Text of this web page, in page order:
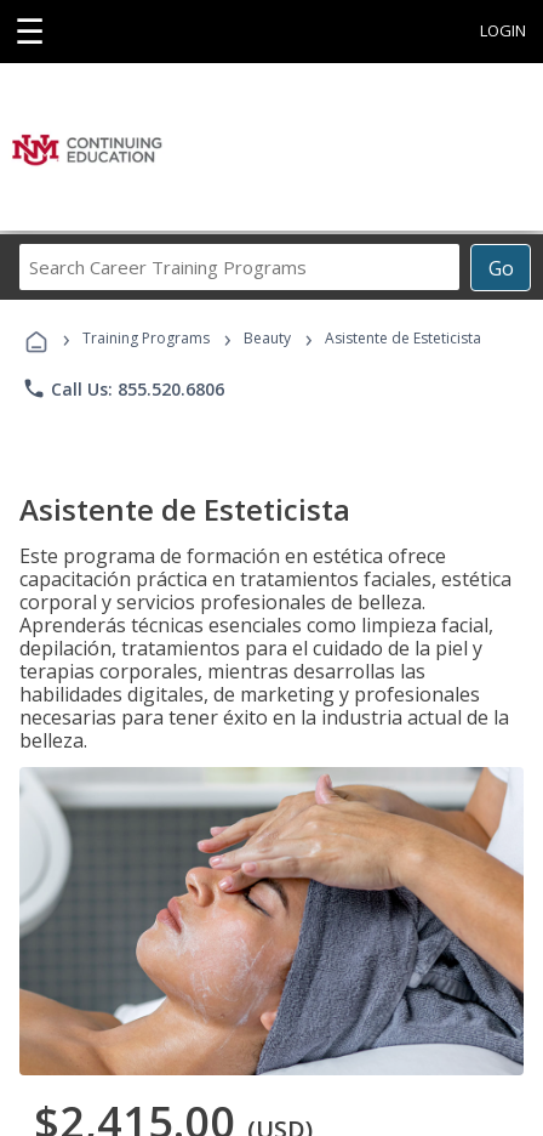
☰ LOGIN
Go
Career
Programs
› Training Programs › Beauty › Asistente de Esteticista
phone Call Us: 855.520.6806
Asistente de Esteticista
Este programa de formación en estética ofrece
capacitación práctica en tratamientos faciales, estética
corporal y servicios profesionales de belleza.
Aprenderás técnicas esenciales como limpieza facial,
depilación, tratamientos para el cuidado de la piel y
terapias corporales, mientras desarrollas las
habilidades digitales, de marketing y profesionales
necesarias para tener éxito en la industria actual de la
belleza.
$2,415.00